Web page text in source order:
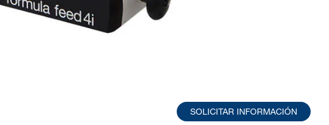
SOLICITAR INFORMACIÓN